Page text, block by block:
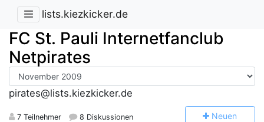
lists.kiezkicker.de
FC St. Pauli Internetfanclub
Netpirates
pirates@lists.kiezkicker.de
7 Teilnehmer 8 Diskussionen Neuen